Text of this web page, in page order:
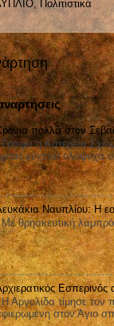
, Πολιτιστικά
πολλά στον
η Κατερίνα
εύχεται ολόψυχα
Ναυπλίου: Η
θρησκευτική
Αργολίδα τίμησε τον
στον Άγιο